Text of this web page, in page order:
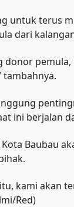
untuk terus
dari
tambahnya.
ini berjalan
Baubau
kami akan
Red)